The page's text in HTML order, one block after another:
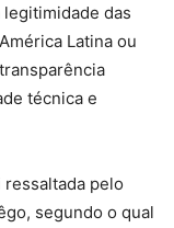
das
Latina ou
técnica e
pelo
segundo o qual